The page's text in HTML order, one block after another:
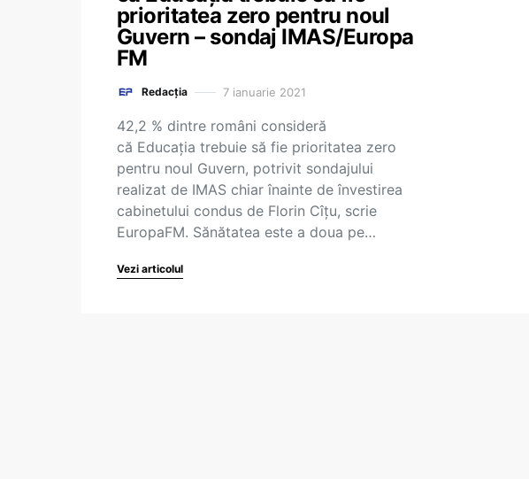
prioritatea zero pentru noul
Guvern – sondaj IMAS/Europa
FM
Redacția 7 ianuarie 2021
42,2 % dintre români consideră
că Educația trebuie să fie prioritatea zero
pentru noul Guvern, potrivit sondajului
realizat de IMAS chiar înainte de învestirea
cabinetului condus de Florin Cîțu, scrie
EuropaFM. Sănătatea este a doua pe…
Vezi articolul